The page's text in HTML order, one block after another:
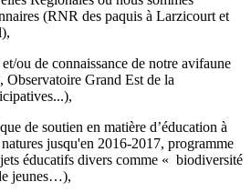
(RNR des paquis à Larzicourt et
ou de connaissance de notre avifaune
Grand Est de la
de soutien en matière d’éducation à
jusqu'en 2016-2017, programme
éducatifs divers comme « biodiversité
jeunes…),